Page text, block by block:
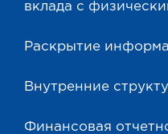
вклада с
Раскрытие
Внутренние
Финансовая